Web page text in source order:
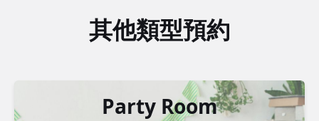
其他類型預約
Party Room